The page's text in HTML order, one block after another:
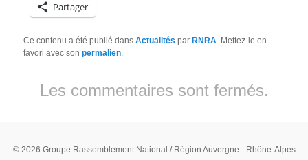
Partager
Ce contenu a été publié dansActualités par RNRA. Mettez-le en
favori avec sonpermalien.
Les commentaires sont fermés.
© 2026 Groupe Rassemblement National / Région Auvergne - Rhône-Alpes